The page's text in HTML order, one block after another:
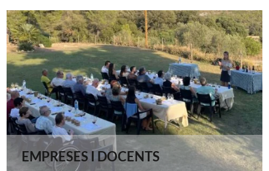
EMPRESES I DOCENTS